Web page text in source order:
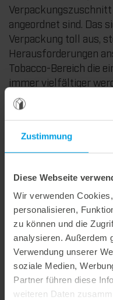
Zustimmung
Diese Webseite
Wir verwenden
personalisieren,
zu können und die
analysieren. Außerdem
Verwendung unserer
soziale Medien,
Partner führen diese
weiteren Daten
angeordnet sind. Das
Verpackung toll aus,
Herausforderungen
Tobacco-Bereich die
immer vielfältiger
wirken deutlich
Standardrillungen.
Kartonmaterialien
hochwertige
Dank der
normalen Querriller
den round corner
die Zurichtung des
Anpassung auf die
vorgegebenen
unkompliziert
Kartonmaterialien der